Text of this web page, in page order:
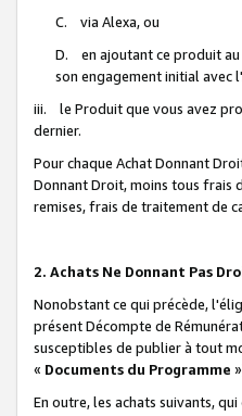
C. via Alexa, ou
D. en ajoutant ce produit au
son engagement initial avec
iii. le Produit que vous avez
dernier.
Pour chaque Achat Donnant
Donnant Droit, moins tous frais
remises, frais de traitement de
2. Achats Ne Donnant Pas
Nonobstant ce qui précède,
présent Décompte de
susceptibles de publier à tout
« Documents du Programme
En outre, les achats suivants,